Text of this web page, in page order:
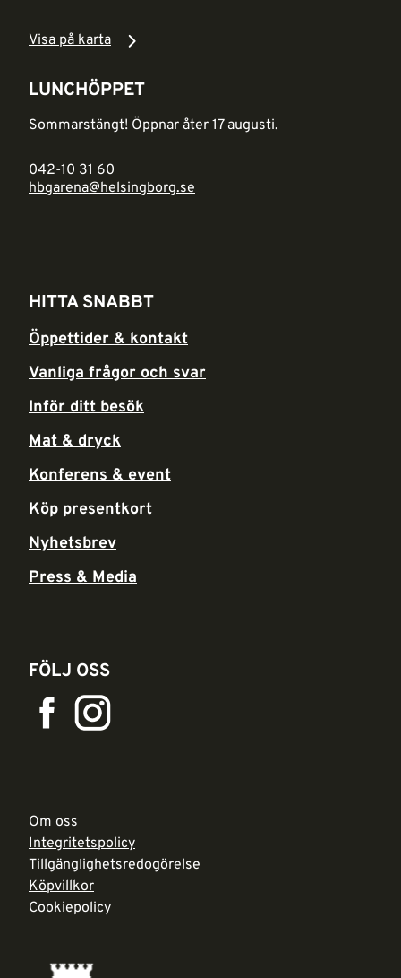
Visa på karta
LUNCHÖPPET
Sommarstängt! Öppnar åter 17 augusti.
042-10 31 60
hbgarena@helsingborg.se
HITTA SNABBT
Öppettider & kontakt
Vanliga frågor och svar
Inför ditt besök
Mat & dryck
Konferens & event
Köp presentkort
Nyhetsbrev
Press & Media
FÖLJ OSS
Om oss
Integritetspolicy
Tillgänglighetsredogörelse
Köpvillkor
Cookiepolicy